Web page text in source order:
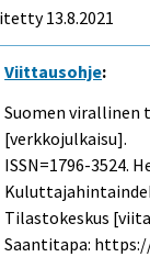
13.8.2021
Viittausohje:
Suomen virallinen
[verkkojulkaisu].
ISSN=1796-3524.
Tilastokeskus
Saantitapa: